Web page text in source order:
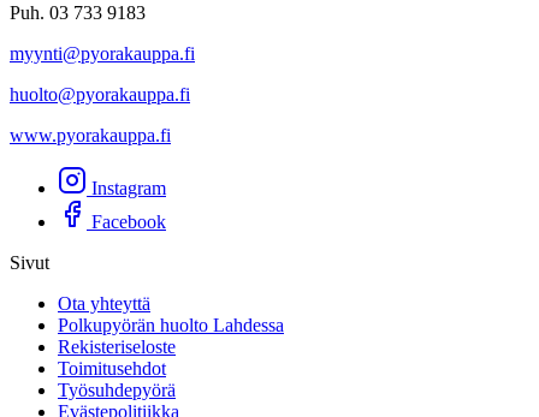
Puh. 03 733 9183
myynti@pyorakauppa.fi
huolto@pyorakauppa.fi
www.pyorakauppa.fi
Instagram
Facebook
Sivut
Ota yhteyttä
Polkupyörän huolto Lahdessa
Rekisteriseloste
Toimitusehdot
Työsuhdepyörä
Evästepolitiikka